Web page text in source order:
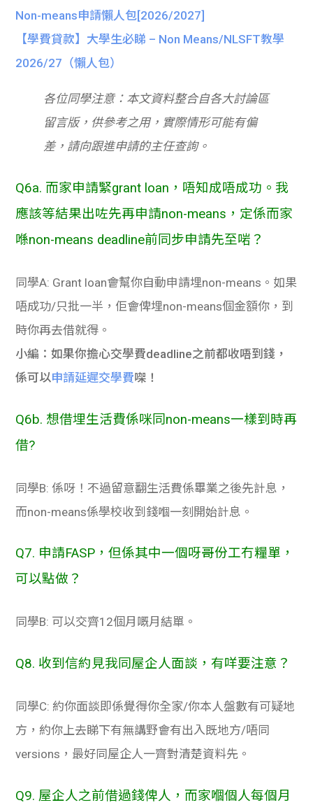
Non-means申請懶人包[2026/2027]
【學費貸款】大學生必睇 – Non Means/NLSFT教學
2026/27（懶人包）
各位同學注意：本文資料整合自各大討論區
留言版，供參考之用，實際情形可能有偏
差，請向跟進申請的主任查詢。
Q6a. 而家申請緊grant loan，唔知成唔成功。我
應該等結果出咗先再申請non-means，定係而家
喺non-means deadline前同步申請先至啱？
同學A: Grant loan會幫你自動申請埋non-means。如果
唔成功/只批一半，佢會俾埋non-means個金額你，到
時你再去借就得。
小編：如果你擔心交學費deadline之前都收唔到錢，
係可以申請延遲交學費㗎！
Q6b. 想借埋生活費係咪同non-means一樣到時再
借?
同學B: 係呀！不過留意翻生活費係畢業之後先計息，
而non-means係學校收到錢嗰一刻開始計息。
Q7. 申請FASP ，但係其中一個呀哥份工冇糧單，
可以點做？
同學B: 可以交齊12個月嘅月結單。
Q8. 收到信約見我同屋企人面談，有咩要注意？
同學C: 約你面談即係覺得你全家/你本人盤數有可疑地
方，約你上去睇下有無講野會有出入既地方/唔同
versions，最好同屋企人一齊對清楚資料先。
Q9. 屋企人之前借過錢俾人，而家嗰個人每個月